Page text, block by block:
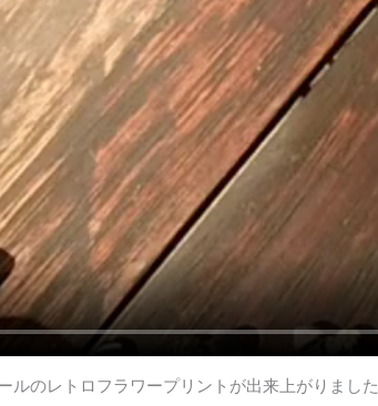
ルのレトロフラワープリントが出来上がりました